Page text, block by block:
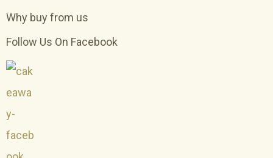
Why buy from us
Follow Us On Facebook